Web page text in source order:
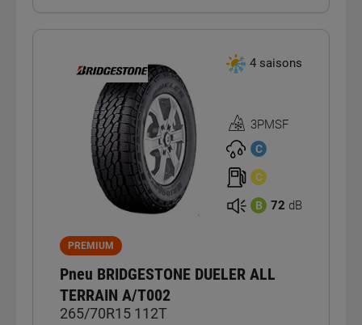
4 saisons
Homologation
3PMSF
3PMSF
C
C
B 72 dB
PREMIUM
Pneu BRIDGESTONE DUELER ALL
TERRAIN A/T002
265/70R15 112T